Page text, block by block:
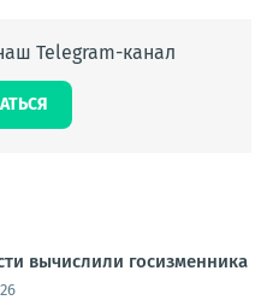
Telegram-канал
вычислили госизменника